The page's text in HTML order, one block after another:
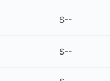
$--
$--